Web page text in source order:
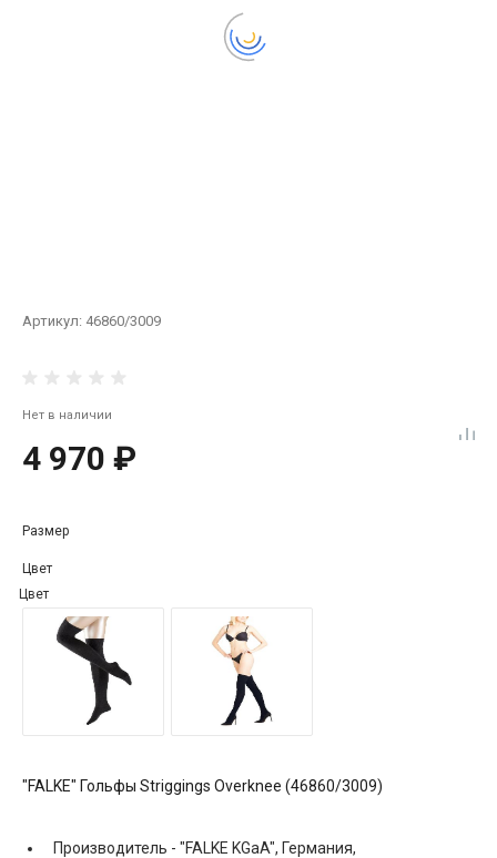
Артикул: 46860/3009
Нет в наличии
4 970 ₽
Размер
Цвет
Цвет
"FALKE" Гольфы Striggings Overknee (46860/3009)
Производитель - "FALKE KGaA", Германия,